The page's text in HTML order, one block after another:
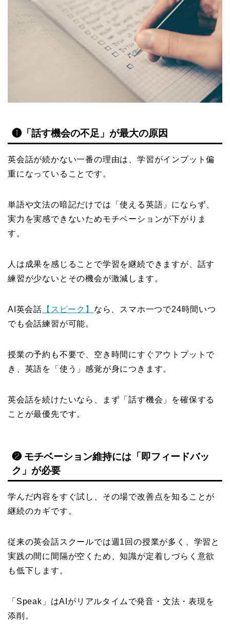
❶「話す機会の不足」が最大の原因
英会話が続かない一番の理由は、学習がインプット偏
重になっていることです。
単語や文法の暗記だけでは「使える英語」にならず、
実力を実感できないためモチベーションが下がりま
す。
人は成果を感じることで学習を継続できますが、話す
練習が少ないとその機会が激減します。
AI英会話 【スピーク】 なら、スマホ一つで24時間いつ
でも会話練習が可能。
授業の予約も不要で、空き時間にすぐアウトプットで
き、英語を「使う」感覚が身につきます。
英会話を続けたいなら、まず「話す機会」を確保する
ことが最優先です。
❷ モチベーション維持には「即フィードバッ
ク」が必要
学んだ内容をすぐ試し、その場で改善点を知ることが
継続のカギです。
従来の英会話スクールでは週1回の授業が多く、学習と
実践の間に間隔が空くため、知識が定着しづらく意欲
も低下します。
「Speak」はAIがリアルタイムで発音・文法・表現を
添削。